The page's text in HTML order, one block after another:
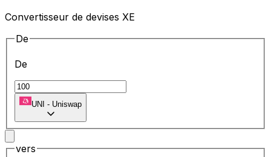
Convertisseur de devises XE
De
De
UNI - Uniswap
vers